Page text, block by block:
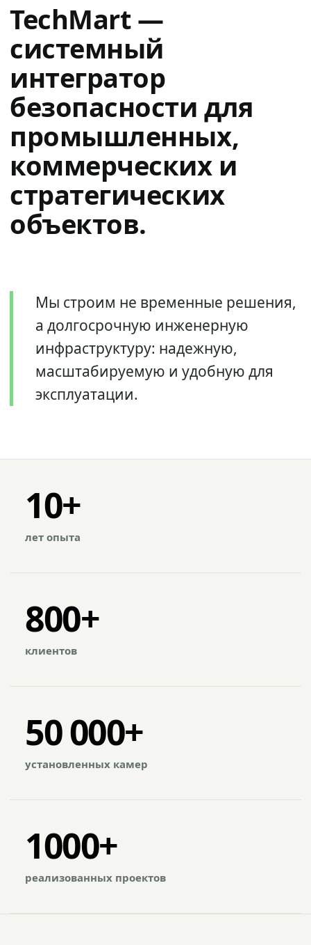
TechMart —
системный
интегратор
безопасности для
промышленных,
коммерческих и
стратегических
объектов.
Мы строим не временные решения,
а долгосрочную инженерную
инфраструктуру: надежную,
масштабируемую и удобную для
эксплуатации.
10+
лет опыта
800+
клиентов
50 000+
установленных камер
1000+
реализованных проектов